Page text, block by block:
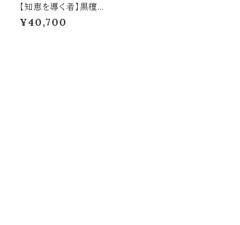
【知恵を導く者】黒檀の
ボールペン
¥40,700